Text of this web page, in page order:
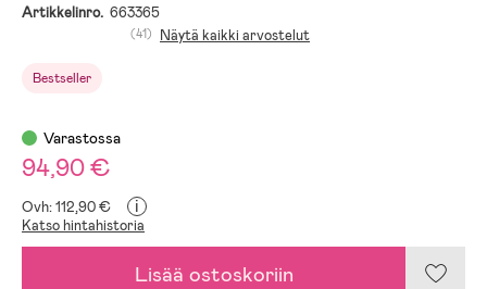
Artikkelinro. 663365
Bestseller
(41) Näytä kaikki arvostelut
Varastossa
94,90 €
Ovh: 112,90 € i
Katso hintahistoria
Lisää ostoskoriin